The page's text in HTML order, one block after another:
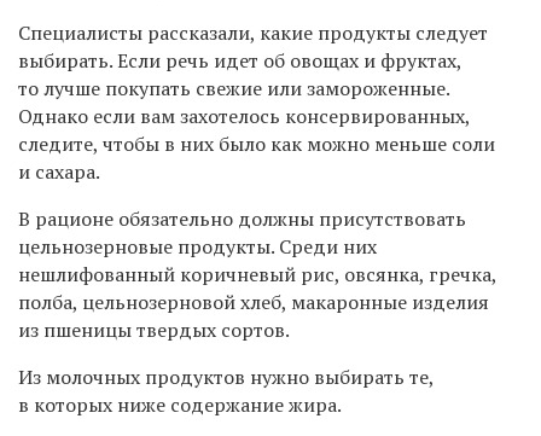
Специалисты рассказали, какие продукты следует
выбирать. Если речь идет об овощах и фруктах,
то лучше покупать свежие или замороженные.
Однако если вам захотелось консервированных,
следите, чтобы в них было как можно меньше соли
и сахара.
В рационе обязательно должны присутствовать
цельнозерновые продукты. Среди них
нешлифованный коричневый рис, овсянка, гречка,
полба, цельнозерновой хлеб, макаронные изделия
из пшеницы твердых сортов.
Из молочных продуктов нужно выбирать те,
в которых ниже содержание жира.